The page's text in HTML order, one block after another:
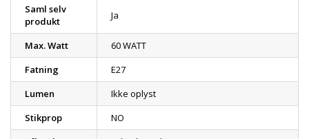
Saml selv
produkt
Ja
Max. Watt
60 WATT
Fatning
E27
Lumen
Ikke oplyst
Stikprop
NO